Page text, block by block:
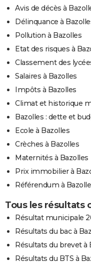
Avis de décès à
Délinquance à
Pollution à Bazolles
Etat des risques à
Classement des
Salaires à Bazolles
Impôts à Bazolles
Climat et historique
Bazolles : dette et
Ecole à Bazolles
Crèches à Bazolles
Maternités à Bazolles
Prix immobilier à
Référendum à
Tous les résultats
Résultat municipale
Résultats du bac à
Résultats du brevet à
Résultats du BTS à